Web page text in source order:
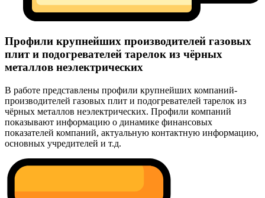
Профили крупнейших производителей газовых
плит и подогревателей тарелок из чёрных
металлов неэлектрических
В работе представлены профили крупнейших компаний-
производителей газовых плит и подогревателей тарелок из
чёрных металлов неэлектрических. Профили компаний
показывают информацию о динамике финансовых
показателей компаний, актуальную контактную информацию,
основных учредителей и т.д.